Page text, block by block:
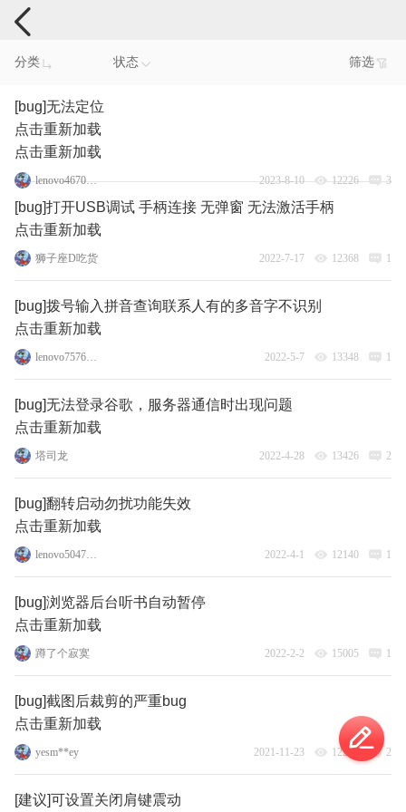
手机反馈
分类 状态 筛选
[bug]无法定位
点击重新加载
点击重新加载
lenovo46704480 2023-8-10 12226 3
[bug]打开USB调试 手柄连接 无弹窗 无法激活手柄
点击重新加载
狮子座D吃货 2022-7-17 12368 1
[bug]拨号输入拼音查询联系人有的多音字不识别
点击重新加载
lenovo75767585 2022-5-7 13348 1
[bug]无法登录谷歌，服务器通信时出现问题
点击重新加载
塔司龙 2022-4-28 13426 2
[bug]翻转启动勿扰功能失效
点击重新加载
lenovo50470972 2022-4-1 12140 1
[bug]浏览器后台听书自动暂停
点击重新加载
蹲了个寂寞 2022-2-2 15005 1
[bug]截图后裁剪的严重bug
点击重新加载
yesm**ey 2021-11-23 12268 2
[建议]可设置关闭肩键震动